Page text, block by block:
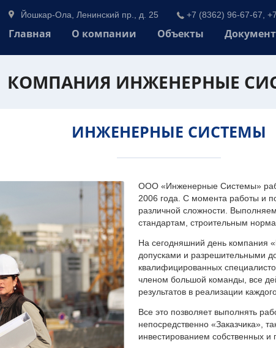
Йошкар-Ола, Ленинский пр., д. 25 +7 (8362) 96-67-67,
Главная О компании Объекты
КОМПАНИЯ ИНЖЕНЕРНЫЕ
ИНЖЕНЕРНЫЕ СИСТЕМЫ
ООО «Инженерные Системы»
2006 года. С момента работы и
различной сложности.
стандартам, строительным
На сегодняшний день компания
допусками и разрешительными
квалифицированных
членом большой команды, все
результатов в реализации
Все это позволяет выполнять
непосредственно «Заказчика»,
инвестированием собственных и